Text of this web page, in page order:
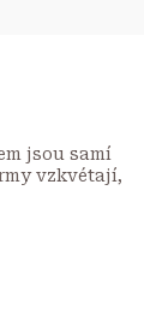
jsou samí
vzkvétají,